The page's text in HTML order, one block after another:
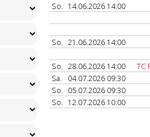
So. 14.06.2026 14:00
So. 21.06.2026 14:00
So. 28.06.2026 14:00
TC
Sa.
04.07.2026 09:30
So. 05.07.2026 09:30
So. 12.07.2026 10:00